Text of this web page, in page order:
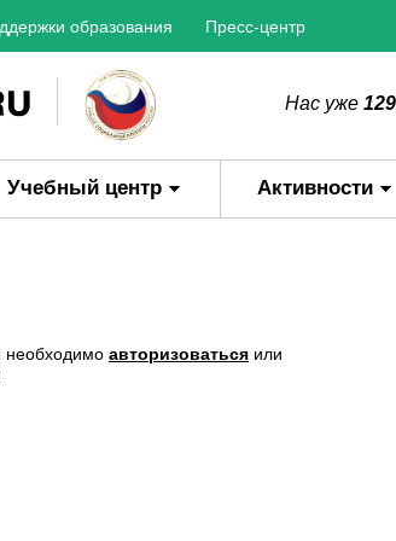
образования Пресс-центр
Нас уже
Учебный центр Активности
необходимо авторизоваться или